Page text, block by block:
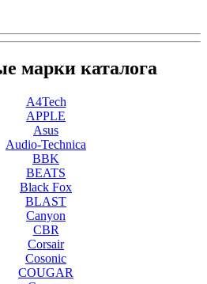
марки каталога
A4Tech
APPLE
Asus
Audio-Technica
BBK
BEATS
Black Fox
BLAST
Canyon
CBR
Corsair
Cosonic
COUGAR